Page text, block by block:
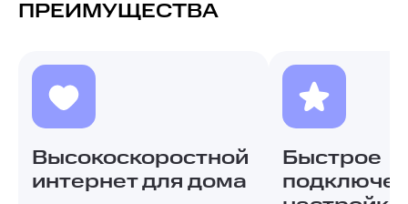
ПРЕИМУЩЕСТВА
Высокоскоростной
интернет для дома
Быстрое